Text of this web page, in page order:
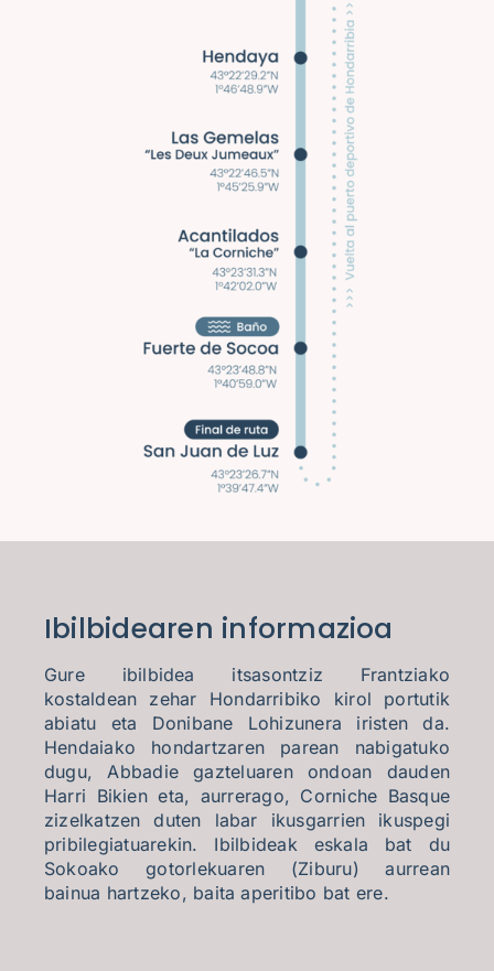
Ibilbidearen informazioa
Gure ibilbidea itsasontziz Frantziako
kostaldean zehar Hondarribiko kirol portutik
abiatu eta Donibane Lohizunera iristen da.
Hendaiako hondartzaren parean nabigatuko
dugu, Abbadie gazteluaren ondoan dauden
Harri Bikien eta, aurrerago, Corniche Basque
zizelkatzen duten labar ikusgarrien ikuspegi
pribilegiatuarekin. Ibilbideak eskala bat du
Sokoako gotorlekuaren (Ziburu) aurrean
bainua hartzeko, baita aperitibo bat ere.